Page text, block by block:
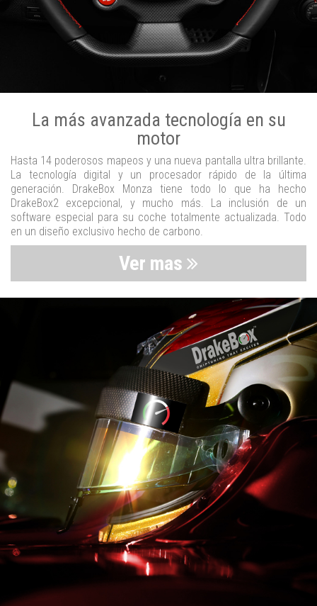
La más avanzada tecnología en su
motor
Hasta 14 poderosos mapeos y una nueva pantalla ultra brillante.
La tecnología digital y un procesador rápido de la última
generación. DrakeBox Monza tiene todo lo que ha hecho
DrakeBox2 excepcional, y mucho más. La inclusión de un
software especial para su coche totalmente actualizada. Todo
en un diseño exclusivo hecho de carbono.
Ver mas